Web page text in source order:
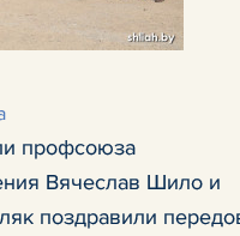
профсоюза
Вячеслав Шило и
поздравили